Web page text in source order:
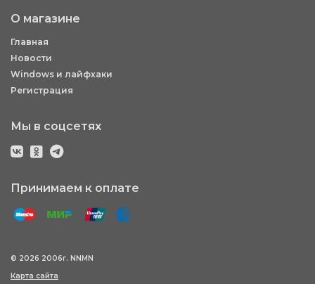
О магазине
Главная
Новости
Windows и лайфхаки
Регистрация
Мы в соцсетях
Принимаем к оплате
© 2026 2006г. NNMN
Карта сайта